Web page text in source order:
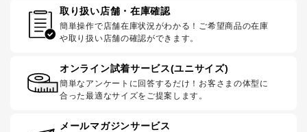
取り扱い店舗・在庫確認
簡単操作で店舗在庫状況がわかる！ご希望商品の在庫
や取り扱い店舗の確認ができます。
オンライン試着サービス(ユニサイズ)
簡単なアンケートに回答するだけ！お客さまの体型に
合った最適なサイズをご提案します。
メールマガジンサービス